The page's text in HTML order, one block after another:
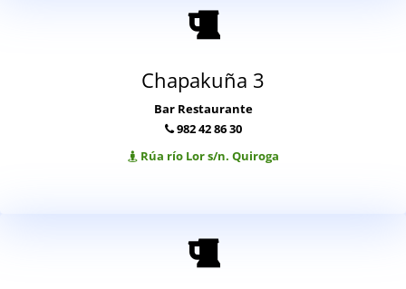
Chapakuña 3
Bar Restaurante
982 42 86 30
Rúa río Lor s/n. Quiroga